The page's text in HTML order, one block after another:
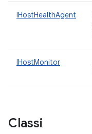
IHostHealthAgent
IHostMonitor
Classi